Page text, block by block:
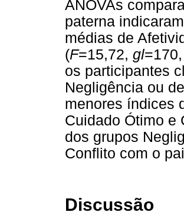
ANOVAs
paterna
médias de
(F=15,72, gl=170,
os participantes
Negligência ou
menores índices
Cuidado Ótimo e
dos grupos
Conflito com o
Discussão